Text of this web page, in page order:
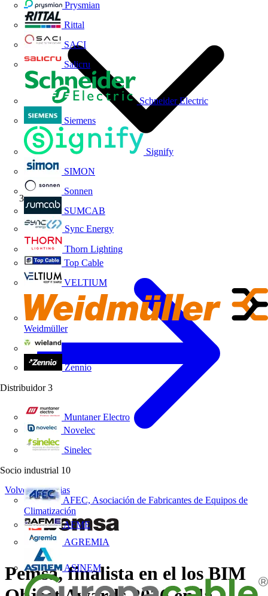
Prysmian
Rittal
SACI
Salicru
Schneider Electric
Siemens
Signify
SIMON
Sonnen
SUMCAB
Sync Energy
Thorn Lighting
Top Cable
VELTIUM
Weidmüller
Zennio
Distribuidor 3
Muntaner Electro
Novelec
Sinelec
Socio industrial 10
AFEC, Asociación de Fabricantes de Equipos de
Climatización
AFME
AGREMIA
ASINEM
Eventos
Volver a Noticias
Pemsa, finalista en el los BIM